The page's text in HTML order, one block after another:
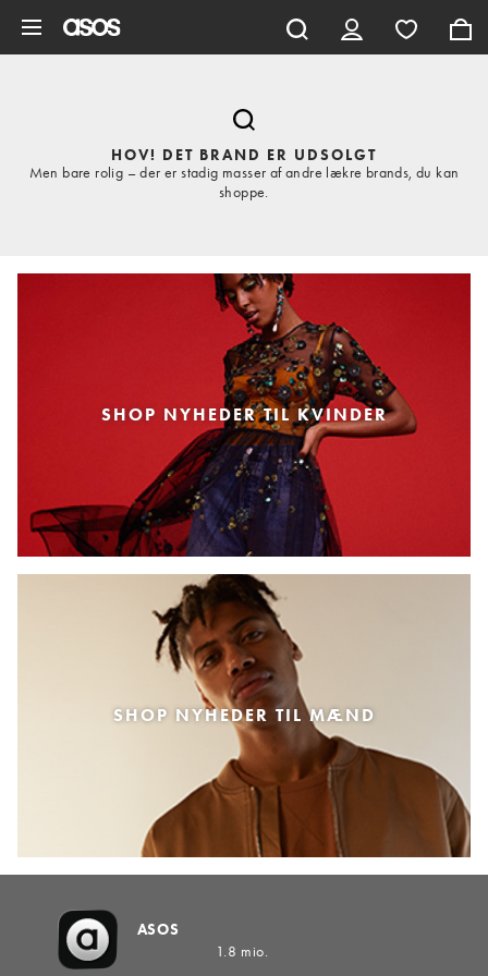
HOV! DET BRAND ER UDSOLGT
Men bare rolig – der er stadig masser af andre lækre brands, du kan
shoppe.
SHOP NYHEDER TIL KVINDER
SHOP NYHEDER TIL MÆND
ASOS
1.8 mio.